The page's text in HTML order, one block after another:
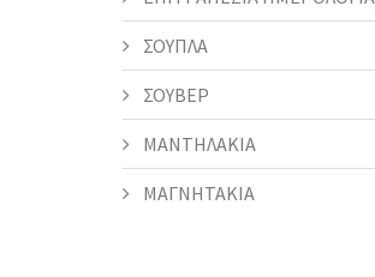
ΣΟΥΠΛΑ
ΣΟΥΒΕΡ
ΜΑΝΤΗΛΑΚΙΑ
ΜΑΓΝΗΤΑΚΙΑ